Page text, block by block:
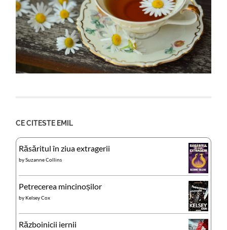
CE CITESTE EMIL
Răsăritul în ziua extragerii
bySuzanne Collins
Petrecerea mincinoșilor
by Kelsey Cox
Războinicii iernii